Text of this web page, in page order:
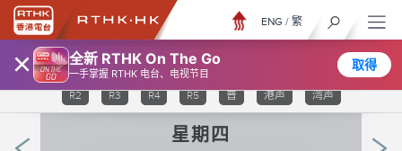
× 全新 RTHK On The Go
一手掌握 RTHK 电台、电视节目
取得
ENG / 繁
TV 31 TV 32 TV 33 R1
R2 R3 R4 R5 普 港声 湾声
星期四